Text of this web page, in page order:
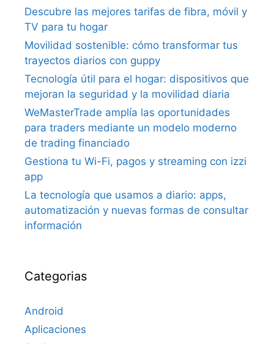
Descubre las mejores tarifas de fibra, móvil y
TV para tu hogar
Movilidad sostenible: cómo transformar tus
trayectos diarios con guppy
Tecnología útil para el hogar: dispositivos que
mejoran la seguridad y la movilidad diaria
WeMasterTrade amplía las oportunidades
para traders mediante un modelo moderno
de trading financiado
Gestiona tu Wi-Fi, pagos y streaming con izzi
app
La tecnología que usamos a diario: apps,
automatización y nuevas formas de consultar
información
Categorias
Android
Aplicaciones